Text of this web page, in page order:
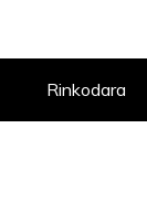
Rinkodara